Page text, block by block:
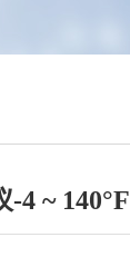
4 ~ 140°F